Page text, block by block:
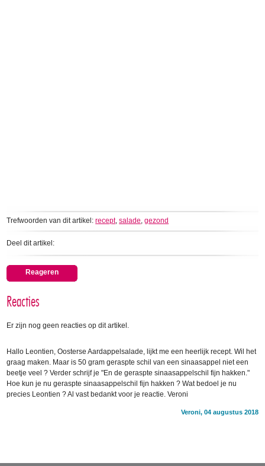
Trefwoorden van dit artikel:recept,salade,gezond
Deel dit artikel:
Reageren
Reacties
Er zijn nog geen reacties op dit artikel.
Hallo Leontien, Oosterse Aardappelsalade, lijkt me een heerlijk recept. Wil het
graag maken. Maar is 50 gram geraspte schil van een sinaasappel niet een
beetje veel ? Verder schrijf je "En de geraspte sinaasappelschil fijn hakken."
Hoe kun je nu geraspte sinaasappelschil fijn hakken ? Wat bedoel je nu
precies Leontien ? Al vast bedankt voor je reactie. Veroni
Veroni, 04 augustus 2018